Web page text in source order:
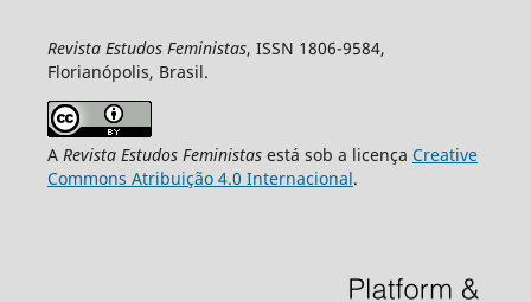
Revista Estudos Feministas, ISSN 1806-9584,
Florianópolis, Brasil.
A Revista Estudos Feministasestá sob a licença Creative
Commons Atribuição 4.0 Internacional.